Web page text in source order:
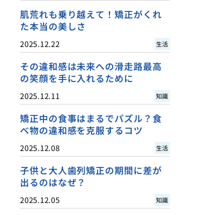
肌荒れも乗り越えて！矯正がくれ
た本当の美しさ
2025.12.22 生活
その違和感は未来への滑走路最高
の笑顔を手に入れるために
2025.12.11 知識
矯正中の食事はまるでパズル？食
べ物の違和感を克服するコツ
2025.12.08 生活
子供と大人歯列矯正の期間に差が
出るのはなぜ？
2025.12.05 知識